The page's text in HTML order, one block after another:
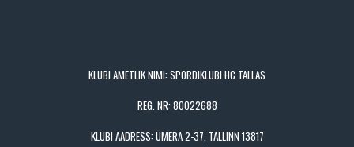
KLUBI AMETLIK NIMI: SPORDIKLUBI HC TALLAS
REG. NR: 80022688
KLUBI AADRESS: ÜMERA 2-37, TALLINN 13817